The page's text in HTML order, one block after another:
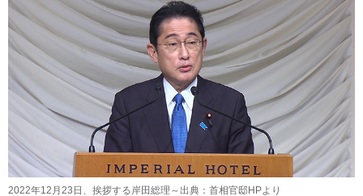
2022年12月23日、挨拶する岸田総理～出典：首相官邸HPより